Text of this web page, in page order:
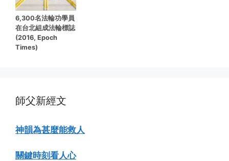
6,300名法輪功學員
在台北組成法輪標誌
(2016, Epoch
Times)
師父新經文
神韻為甚麼能救人
關鍵時刻看人心